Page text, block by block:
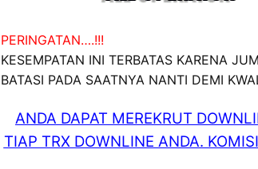
PERINGATAN….!!!
KESEMPATAN INI TERBATAS KARENA
BATASI PADA SAATNYA NANTI DEMI
ANDA DAPAT MEREKRUT
TIAP TRX DOWNLINE ANDA.